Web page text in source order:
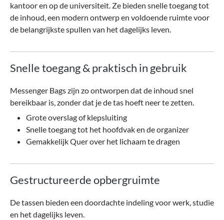
kantoor en op de universiteit. Ze bieden snelle toegang tot
de inhoud, een modern ontwerp en voldoende ruimte voor
de belangrijkste spullen van het dagelijks leven.
Snelle toegang & praktisch in gebruik
Messenger Bags zijn zo ontworpen dat de inhoud snel
bereikbaar is, zonder dat je de tas hoeft neer te zetten.
Grote overslag of klepsluiting
Snelle toegang tot het hoofdvak en de organizer
Gemakkelijk Quer over het lichaam te dragen
Gestructureerde opbergruimte
De tassen bieden een doordachte indeling voor werk, studie
en het dagelijks leven.